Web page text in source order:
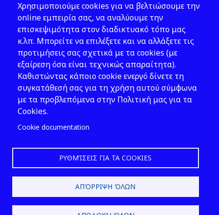
Address: 143 Liosion & 6 Thirsiou, 104
45, Athens
T: 210 82 00 100
e: info@elinyae.gr
Follow Us
Χρησιμοποιούμε cookies για να βελτιώσουμε την
online εμπειρία σας, να αναλύουμε την
επισκεψιμότητα στον διαδικτυακό τόπο μας
κ.λπ. Μπορείτε να επιλέξετε και να αλλάξετε τις
προτιμήσεις σας σχετικά με τα cookies (με
εξαίρεση όσα είναι τεχνικώς απαραίτητα).
Καθιστώντας κάποιο cookie ενεργό δίνετε τη
συγκατάθεσή σας για τη χρήση αυτού σύμφωνα
με τα προβλεπόμενα στην Πολιτική μας για τα
Cookies.
Cookie documentation
ΡΥΘΜΊΣΕΙΣ ΓΙΑ ΤΑ COOKIES
ΑΠΌΡΡΙΨΗ ΌΛΩΝ
2026 © EL.IN.Y.A.E.
Design & Development by